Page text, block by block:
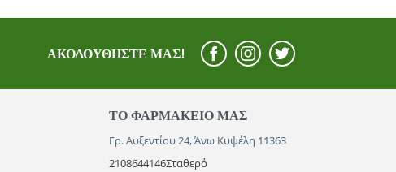
ΑΚΟΛΟΥΘΉΣΤΕ ΜΑΣ!
ΤΟ ΦΑΡΜΑΚΕΊΟ ΜΑΣ
Γρ. Αυξεντίου 24, Άνω Κυψέλη 11363
2108644146Σταθερό